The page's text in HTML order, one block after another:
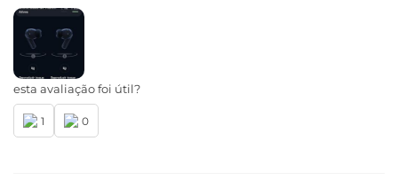
esta avaliação foi útil?
1 0